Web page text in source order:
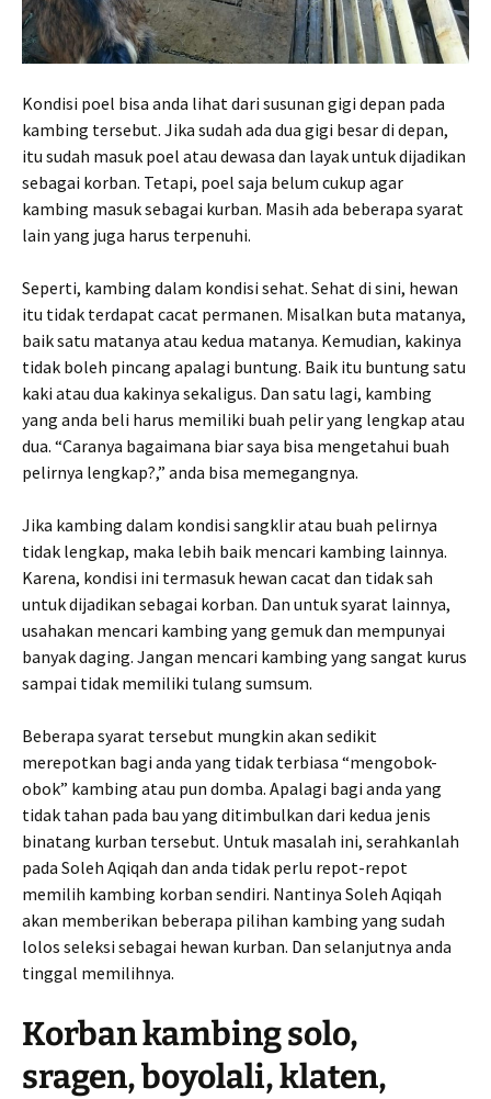
Kondisi poel bisa anda lihat dari susunan gigi depan pada
kambing tersebut. Jika sudah ada dua gigi besar di depan,
itu sudah masuk poel atau dewasa dan layak untuk dijadikan
sebagai korban. Tetapi, poel saja belum cukup agar
kambing masuk sebagai kurban. Masih ada beberapa syarat
lain yang juga harus terpenuhi.
Seperti, kambing dalam kondisi sehat. Sehat di sini, hewan
itu tidak terdapat cacat permanen. Misalkan buta matanya,
baik satu matanya atau kedua matanya. Kemudian, kakinya
tidak boleh pincang apalagi buntung. Baik itu buntung satu
kaki atau dua kakinya sekaligus. Dan satu lagi, kambing
yang anda beli harus memiliki buah pelir yang lengkap atau
dua. “Caranya bagaimana biar saya bisa mengetahui buah
pelirnya lengkap?,” anda bisa memegangnya.
Jika kambing dalam kondisi sangklir atau buah pelirnya
tidak lengkap, maka lebih baik mencari kambing lainnya.
Karena, kondisi ini termasuk hewan cacat dan tidak sah
untuk dijadikan sebagai korban. Dan untuk syarat lainnya,
usahakan mencari kambing yang gemuk dan mempunyai
banyak daging. Jangan mencari kambing yang sangat kurus
sampai tidak memiliki tulang sumsum.
Beberapa syarat tersebut mungkin akan sedikit
merepotkan bagi anda yang tidak terbiasa “mengobok-
obok” kambing atau pun domba. Apalagi bagi anda yang
tidak tahan pada bau yang ditimbulkan dari kedua jenis
binatang kurban tersebut. Untuk masalah ini, serahkanlah
pada Soleh Aqiqah dan anda tidak perlu repot-repot
memilih kambing korban sendiri. Nantinya Soleh Aqiqah
akan memberikan beberapa pilihan kambing yang sudah
lolos seleksi sebagai hewan kurban. Dan selanjutnya anda
tinggal memilihnya.
Korban kambing solo,
sragen, boyolali, klaten,